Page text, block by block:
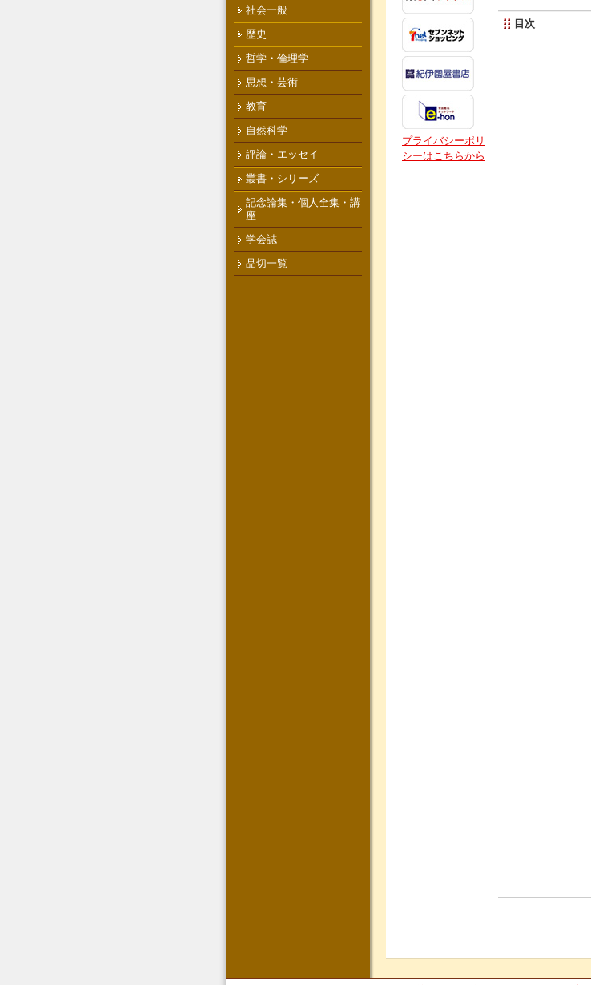
プライバシーポリ
シーはこちらから
目次
社会一般
歴史
哲学・倫理学
思想・芸術
教育
自然科学
評論・エッセイ
叢書・シリーズ
記念論集・個人全集・講
座
学会誌
品切一覧